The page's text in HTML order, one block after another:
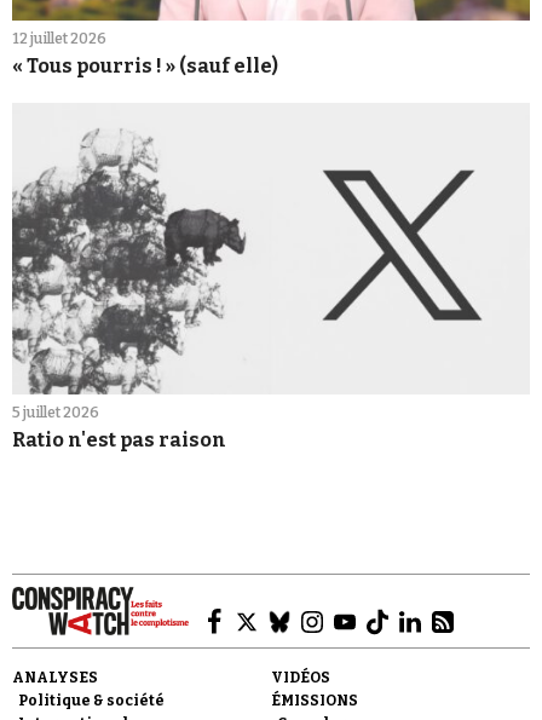
12 juillet 2026
« Tous pourris ! » (sauf elle)
5 juillet 2026
Ratio n'est pas raison
ANALYSES
Politique & société
VIDÉOS
ÉMISSIONS